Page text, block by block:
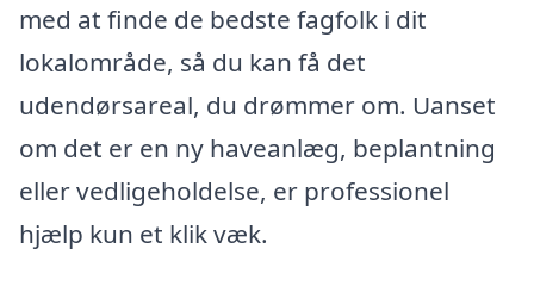
med at finde de bedste fagfolk i dit
lokalområde, så du kan få det
udendørsareal, du drømmer om. Uanset
om det er en ny haveanlæg, beplantning
eller vedligeholdelse, er professionel
hjælp kun et klik væk.